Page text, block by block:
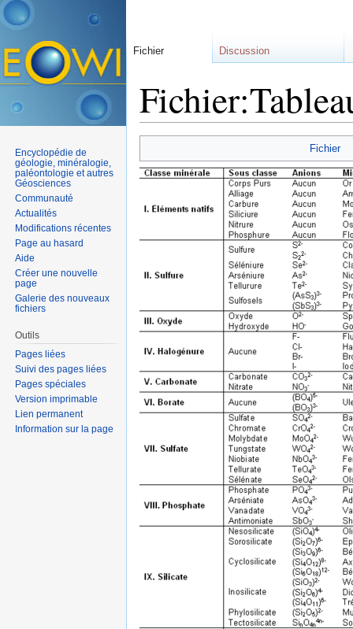
Fichier
Fichier Discussion
Encyclopédie de
géologie, minéralogie,
paléontologie et autres
Géosciences
Communauté
Actualités
Modifications récentes
Page au hasard
Aide
Créer une nouvelle
page
Galerie des nouveaux
fichiers
Outils
Pages liées
Suivi des pages liées
Pages spéciales
Version imprimable
Lien permanent
Information sur la page